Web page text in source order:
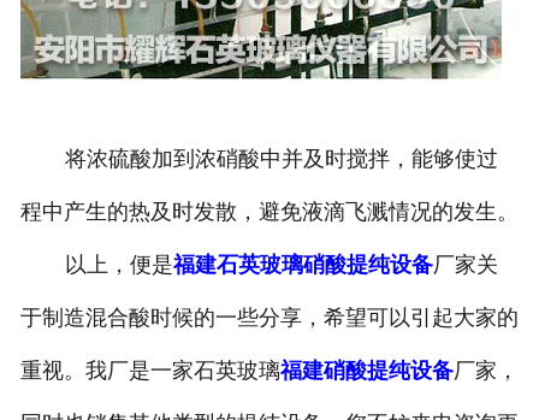
将浓硫酸加到浓硝酸中并及时搅拌，能够使过
程中产生的热及时发散，避免液滴飞溅情况的发生。
以上，便是福建石英玻璃硝酸提纯设备厂家关
于制造混合酸时候的一些分享，希望可以引起大家的
重视。我厂是一家石英玻璃福建硝酸提纯设备厂家，